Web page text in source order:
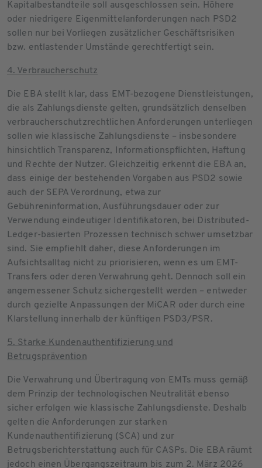
Kapitalbestandteile soll ausgeschlossen sein. Höhere
oder niedrigere Eigenmittelanforderungen nach PSD2
sollen nur bei Vorliegen zusätzlicher Geschäftsrisiken
bzw. entlastender Umstände gerechtfertigt sein.
4. Verbraucherschutz
Die EBA stellt klar, dass EMT-bezogene Dienstleistungen,
die als Zahlungsdienste gelten, grundsätzlich denselben
verbraucherschutzrechtlichen Anforderungen unterliegen
sollen wie klassische Zahlungsdienste – insbesondere
hinsichtlich Transparenz, Informationspflichten, Haftung
und Rechte der Nutzer. Gleichzeitig erkennt die EBA an,
dass einige der bestehenden Vorgaben aus PSD2 sowie
auch der SEPA Verordnung, etwa zur
Gebühreninformation, Ausführungsdauer oder zur
Verwendung eindeutiger Identifikatoren, bei Distributed-
Ledger-basierten Prozessen technisch schwer umsetzbar
sind. Sie empfiehlt daher, diese Anforderungen im
Aufsichtsalltag nicht zu priorisieren, wenn es um EMT-
Transfers oder deren Verwahrung geht. Dennoch soll ein
angemessener Schutz sichergestellt werden – entweder
durch gezielte Anpassungen der MiCAR oder durch eine
Klarstellung innerhalb der künftigen PSD3/PSR.
5. Starke Kundenauthentifizierung und
Betrugsprävention
Die Verwahrung und Übertragung von EMTs muss gemäß
dem Prinzip der technologischen Neutralität ebenso
sicher erfolgen wie klassische Zahlungsdienste. Deshalb
gelten die Anforderungen zur starken
Kundenauthentifizierung (SCA) und zur
Betrugsberichterstattung auch für CASPs. Die EBA räumt
jedoch einen Übergangszeitraum bis zum 2. März 2026